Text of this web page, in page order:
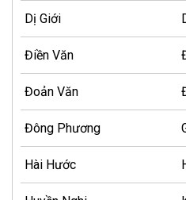
Dị Giới
Điền Văn
Đoản Văn
Đông Phương
Hài Hước